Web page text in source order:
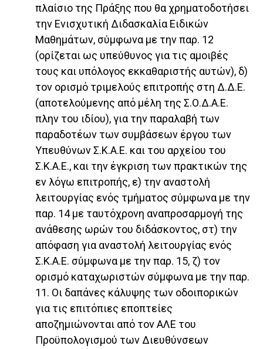
πλαίσιο της Πράξης που θα χρηματοδοτήσει
την Ενισχυτική Διδασκαλία Ειδικών
Μαθημάτων, σύμφωνα με την παρ. 12
(ορίζεται ως υπεύθυνος για τις αμοιβές
τους και υπόλογος εκκαθαριστής αυτών), δ)
τον ορισμό τριμελούς επιτροπής στη Δ.Δ.Ε.
(αποτελούμενης από μέλη της Σ.Ο.Δ.Α.Ε.
πλην του ιδίου), για την παραλαβή των
παραδοτέων των συμβάσεων έργου των
Υπευθύνων Σ.Κ.Α.Ε. και του αρχείου του
Σ.Κ.Α.Ε., και την έγκριση των πρακτικών της
εν λόγω επιτροπής, ε) την αναστολή
λειτουργίας ενός τμήματος σύμφωνα με την
παρ. 14 με ταυτόχρονη αναπροσαρμογή της
ανάθεσης ωρών του διδάσκοντος, στ) την
απόφαση για αναστολή λειτουργίας ενός
Σ.Κ.Α.Ε. σύμφωνα με την παρ. 15, ζ) τον
ορισμό καταχωριστών σύμφωνα με την παρ.
11. Οι δαπάνες κάλυψης των οδοιπορικών
για τις επιτόπιες εποπτείες
αποζημιώνονται από τον ΑΛΕ του
Προϋπολογισμού των Διευθύνσεων